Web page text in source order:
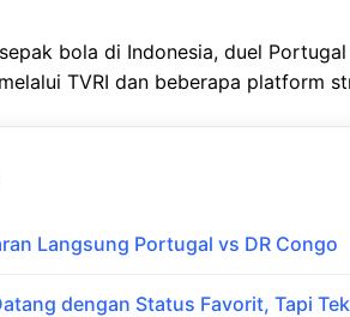
bola di Indonesia, duel
TVRI dan beberapa platform
Langsung Portugal vs DR Congo
dengan Status Favorit, Tapi